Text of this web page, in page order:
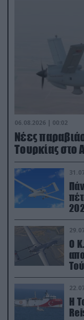
06.08.2026 | 00:02
Νέες
Τουρκίας στο
Ο
Η